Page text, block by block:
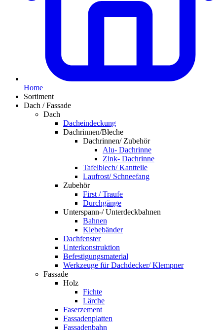
Home
Sortiment
Dach / Fassade
Dach
Dacheindeckung
Dachrinnen/Bleche
Dachrinnen/ Zubehör
Alu- Dachrinne
Zink- Dachrinne
Tafelblech/ Kantteile
Laufrost/ Schneefang
Zubehör
First / Traufe
Durchgänge
Unterspann-/ Unterdeckbahnen
Bahnen
Klebebänder
Dachfenster
Unterkonstruktion
Befestigungsmaterial
Werkzeuge für Dachdecker/ Klempner
Fassade
Holz
Fichte
Lärche
Faserzement
Fassadenplatten
Fassadenbahn